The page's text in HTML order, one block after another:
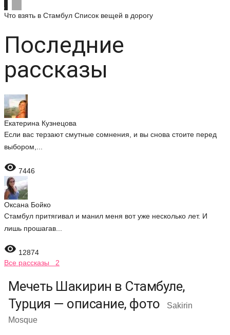
Что взять в Стамбул Список вещей в дорогу
Последние
рассказы
Екатерина Кузнецова
Если вас терзают смутные сомнения, и вы снова стоите перед
выбором,...
 7446
Оксана Бойко
Стамбул притягивал и манил меня вот уже несколько лет. И
лишь прошагав...
 12874
Все рассказы 2
Мечеть Шакирин в Стамбуле,
Турция — описание, фото
Sakirin
Mosque